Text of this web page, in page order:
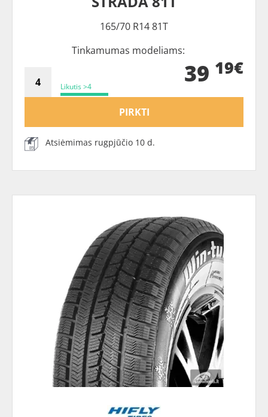
165/70 R14 81T
Tinkamumas modeliams:
Likutis >4 39 19€
PIRKTI
Atsiėmimas rugpjūčio 10 d.